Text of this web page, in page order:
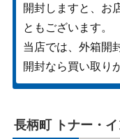
開封しますと、お
ともございます。
当店では、外箱開
開封なら買い取り
長柄町 トナー・